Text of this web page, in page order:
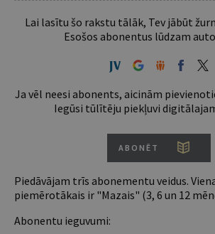
Lai lasītu šo rakstu tālāk, Tev jābūt
Esošos abonentus lūdzam
Ja vēl neesi abonents, aicinām
Iegūsi tūlītēju piekļuvi
ABONĒT
Piedāvājam trīs abonementu veidus.
piemērotākais ir "Mazais" (3, 6 un 12
Abonentu ieguvumi: